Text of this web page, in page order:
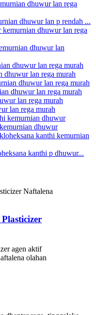
dhuwur lan p rendah ...
dhuwur lan
dhuwur lan rega murah
dhuwur lan rega murah
lan rega murah
dhuwur
kanthi p dhuwur...
agen aktif
olahan